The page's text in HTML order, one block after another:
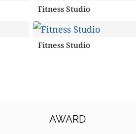
Fitness Studio
Fitness Studio
AWARD